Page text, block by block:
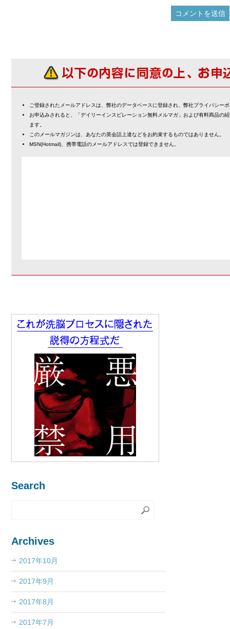
ご登録されたメールアドレスは、弊社のデータベースに登録され、弊社プライバシー
お申込みされると、「デイリーインスピレーション無料メルマガ」および有料商品の
ます。
このメールマガジンは、あなたの英会話上達などをお約束するものではありません。
MSN(Hotmail)、携帯電話のメールアドレスでは登録できません。
Search
Archives
2017年10月
2017年9月
2017年8月
2017年7月